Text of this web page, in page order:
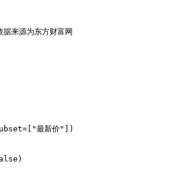
源为东方财富网
最新价"])